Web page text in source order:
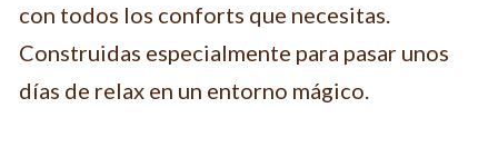
con todos los conforts que necesitas.
Construidas especialmente para pasar unos
días de relax en un entorno mágico.